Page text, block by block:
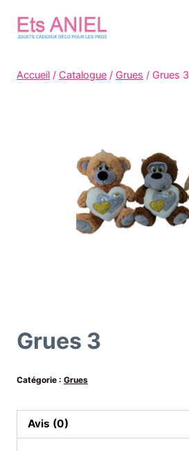
Accueil / Catalogue / Grues / Grues 3
Grues 3
Catégorie : Grues
Avis (0)